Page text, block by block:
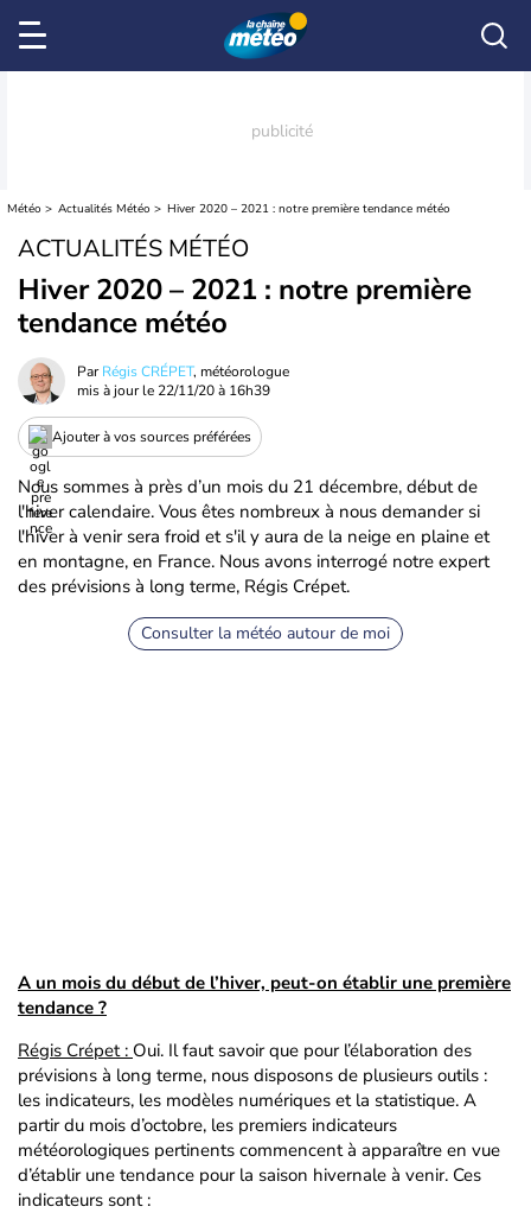
Météo Actualités Météo Hiver 2020 – 2021 : notre première tendance météo
ACTUALITÉS MÉTÉO
Hiver 2020 – 2021 : notre première
tendance météo
ParRégis CRÉPET, météorologue
mis à jour le 22/11/20 à 16h39
Ajouter à vos sources préférées
Nous sommes à près d’un mois du 21 décembre, début de
l'hiver calendaire. Vous êtes nombreux à nous demander si
l'hiver à venir sera froid et s'il y aura de la neige en plaine et
en montagne, en France. Nous avons interrogé notre expert
des prévisions à long terme, Régis Crépet.
Consulter la météo autour de moi
A un mois du début de l’hiver, peut-on établir une première
tendance ?
Régis Crépet : Oui. Il faut savoir que pour l’élaboration des
prévisions à long terme, nous disposons de plusieurs outils :
les indicateurs, les modèles numériques et la statistique. A
partir du mois d’octobre, les premiers indicateurs
météorologiques pertinents commencent à apparaître en vue
d’établir une tendance pour la saison hivernale à venir. Ces
indicateurs sont :